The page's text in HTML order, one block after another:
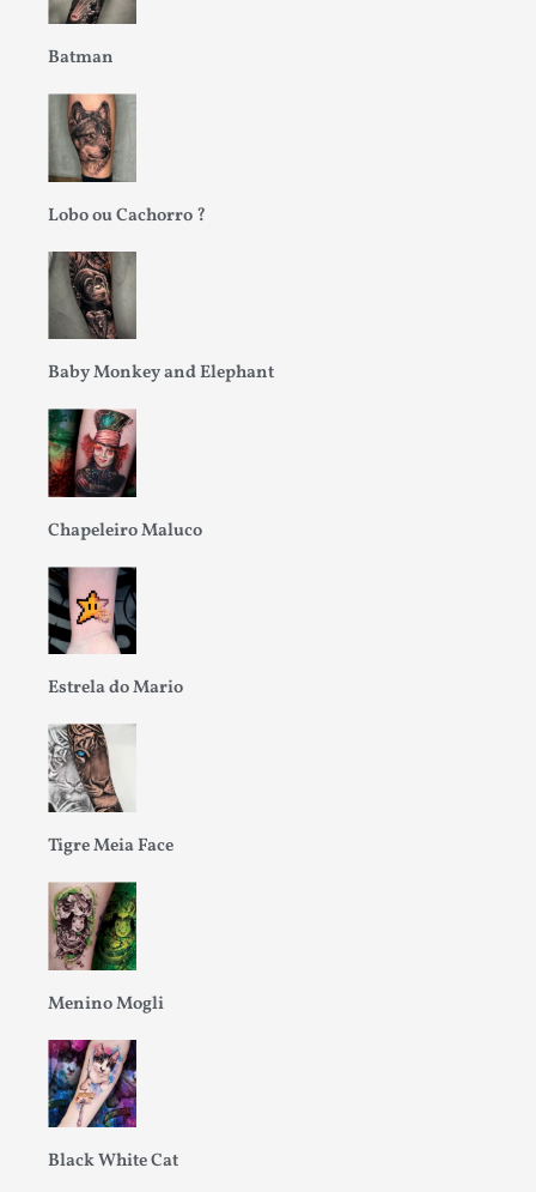
Batman
Lobo ou Cachorro ?
Baby Monkey and Elephant
Chapeleiro Maluco
Estrela do Mario
Tigre Meia Face
Menino Mogli
Black White Cat